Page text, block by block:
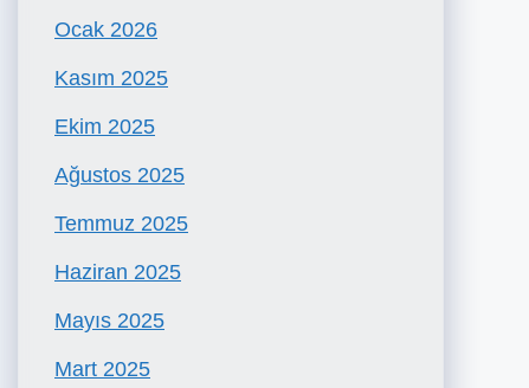
Ocak 2026
Kasım 2025
Ekim 2025
Ağustos 2025
Temmuz 2025
Haziran 2025
Mayıs 2025
Mart 2025